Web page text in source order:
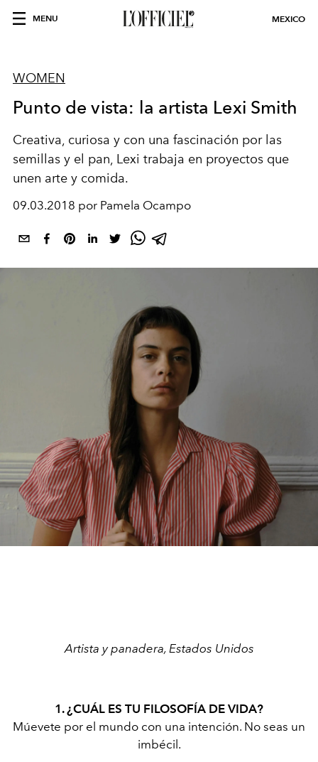
MENU MEXICO
WOMEN
Punto de vista: la artista Lexi Smith
Creativa, curiosa y con una fascinación por las
semillas y el pan, Lexi trabaja en proyectos que
unen arte y comida.
09.03.2018 por Pamela Ocampo
Artista y panadera, Estados Unidos
1. ¿CUÁL ES TU FILOSOFÍA DE VIDA?
Múevete por el mundo con una intención. No seas un
imbécil.